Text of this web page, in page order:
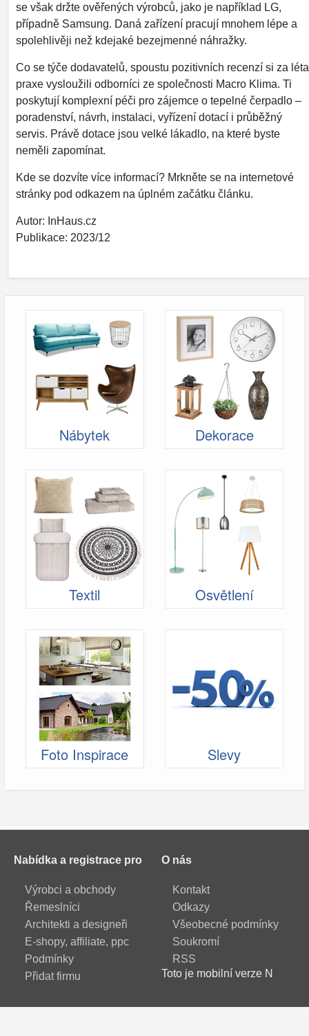
se však držte ověřených výrobců, jako je například LG,
případně Samsung. Daná zařízení pracují mnohem lépe a
spolehlivěji než kdejaké bezejmenné náhražky.
Co se týče dodavatelů, spoustu pozitivních recenzí si za léta
praxe vysloužili odborníci ze společnosti Macro Klima. Ti
poskytují komplexní péči pro zájemce o tepelné čerpadlo –
poradenství, návrh, instalaci, vyřízení dotací i průběžný
servis. Právě dotace jsou velké lákadlo, na které byste
neměli zapomínat.
Kde se dozvíte více informací? Mrkněte se na internetové
stránky pod odkazem na úplném začátku článku.
Autor: InHaus.cz
Publikace: 2023/12
Nábytek Dekorace
Textil Osvětlení
Foto Inspirace Slevy
Nabídka a registrace pro
Výrobci a obchody
Řemeslníci
Architekti a designeři
E-shopy, affiliate, ppc
Podmínky
Přidat firmu
O nás
Kontakt
Odkazy
Všeobecné podmínky
Soukromí
RSS
Toto je mobilní verze N